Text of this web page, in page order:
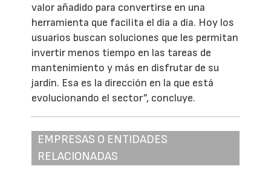
valor añadido para convertirse en una
herramienta que facilita el día a día. Hoy los
usuarios buscan soluciones que les permitan
invertir menos tiempo en las tareas de
mantenimiento y más en disfrutar de su
jardín. Esa es la dirección en la que está
evolucionando el sector”, concluye.
EMPRESAS O ENTIDADES
RELACIONADAS